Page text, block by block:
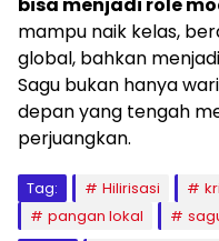
mampu naik kelas,
global, bahkan
Sagu bukan hanya
depan yang tengah
perjuangkan.
Tag: Hilirisasi
pangan lokal